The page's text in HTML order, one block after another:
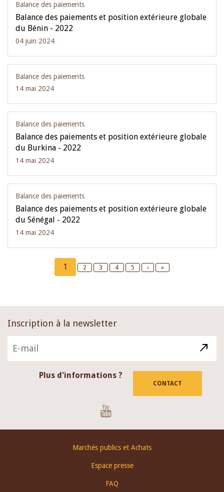
Balance des paiements
Balance des paiements et position extérieure globale
du Bénin - 2022
04 juin 2024
Balance des paiements
14 mai 2024
Balance des paiements
Balance des paiements et position extérieure globale
du Burkina - 2022
14 mai 2024
Balance des paiements
Balance des paiements et position extérieure globale
du Sénégal - 2022
14 mai 2024
Current
page
1 Page
2 Page
3 Page
4 Page
5
Next
›
Last
»
Inscription à la newsletter
Plus d'informations ?
CONTACT
Marchés publics et Achats
Espace presse
FAQ